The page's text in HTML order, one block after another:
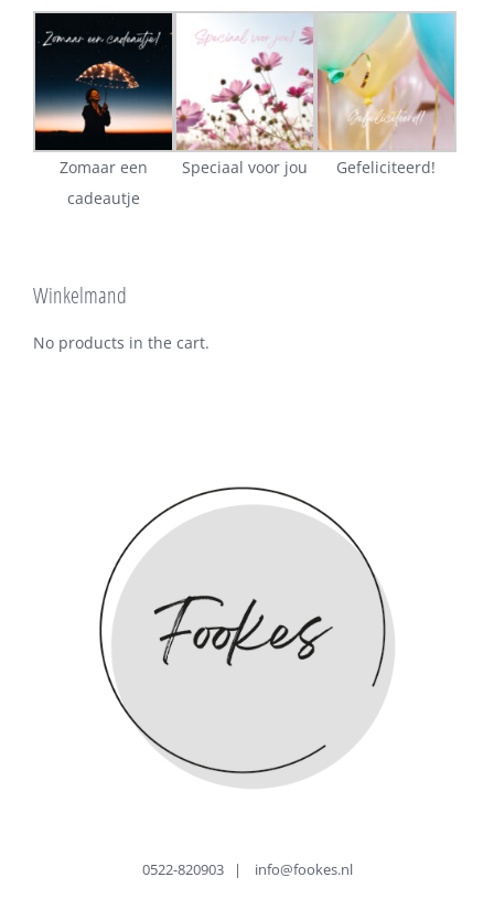
Zomaar een
cadeautje
Speciaal voor jou Gefeliciteerd!
Winkelmand
No products in the cart.
0522-820903| info@fookes.nl